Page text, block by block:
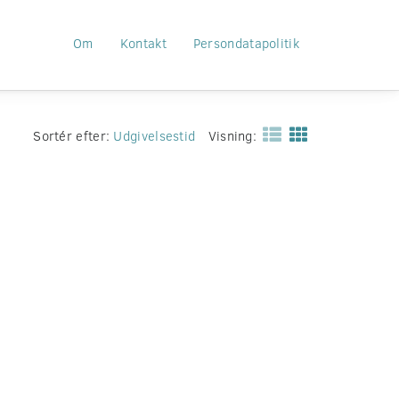
Om Kontakt Persondatapolitik
Sortér efter: Udgivelsestid Visning: